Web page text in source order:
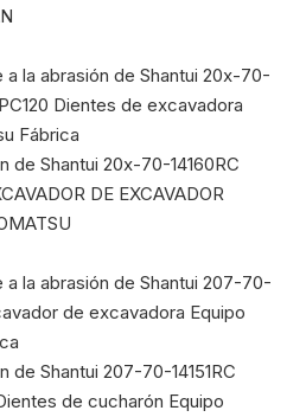
a la abrasión de Shantui 20x-70-
Dientes de excavadora
Fábrica
de Shantui 20x-70-14160RC
DE EXCAVADOR
a la abrasión de Shantui 207-70-
de excavadora Equipo
de Shantui 207-70-14151RC
de cucharón Equipo